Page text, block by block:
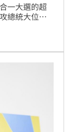
一大選的超
總統大位，
殷瑋受訪